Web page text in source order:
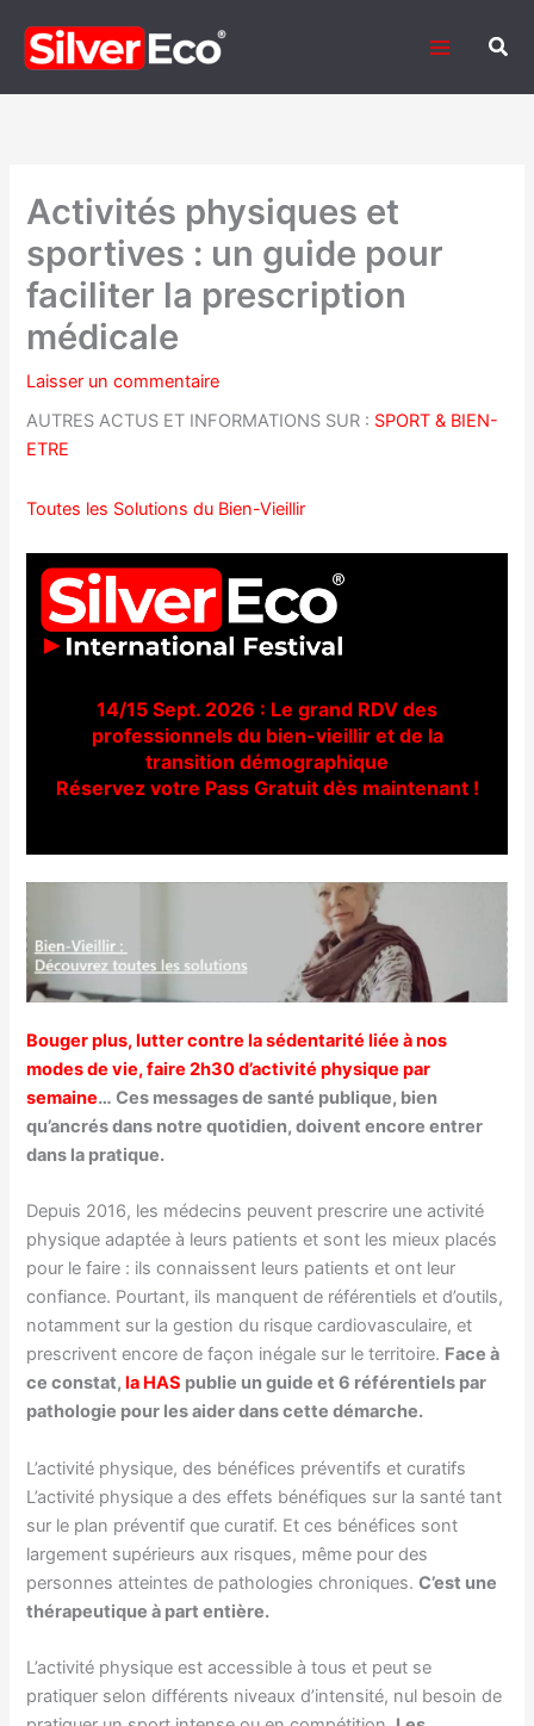
contenu
Activités physiques et
sportives : un guide pour
faciliter la prescription
médicale
Laisser un commentaire
AUTRES ACTUS ET INFORMATIONS SUR : SPORT & BIEN-
ETRE
Toutes les Solutions du Bien-Vieillir
14/15 Sept. 2026 : Le grand RDV des
professionnels du bien-vieillir et de la
transition démographique
Réservez votre Pass Gratuit dès maintenant !
Bouger plus, lutter contre la sédentarité liée à nos
modes de vie, faire 2h30 d’activité physique par
semaine… Ces messages de santé publique, bien
qu’ancrés dans notre quotidien, doivent encore entrer
dans la pratique.
Depuis 2016, les médecins peuvent prescrire une activité
physique adaptée à leurs patients et sont les mieux placés
pour le faire : ils connaissent leurs patients et ont leur
confiance. Pourtant, ils manquent de référentiels et d’outils,
notamment sur la gestion du risque cardiovasculaire, et
prescrivent encore de façon inégale sur le territoire. Face à
ce constat,la HAS publie un guide et 6 référentiels par
pathologie pour les aider dans cette démarche.
L’activité physique, des bénéfices préventifs et curatifs
L’activité physique a des effets bénéfiques sur la santé tant
sur le plan préventif que curatif. Et ces bénéfices sont
largement supérieurs aux risques, même pour des
personnes atteintes de pathologies chroniques.C’est une
thérapeutique à part entière.
L’activité physique est accessible à tous et peut se
pratiquer selon différents niveaux d’intensité, nul besoin de